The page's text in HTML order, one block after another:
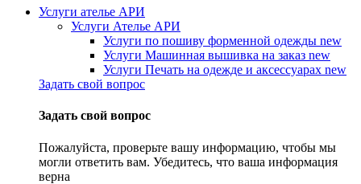
Услуги ателье АРИ
Услуги Ателье АРИ
Услуги по пошиву форменной одежды new
Услуги Машинная вышивка на заказ new
Услуги Печать на одежде и аксессуарах new
Задать свой вопрос
Задать свой вопрос
Пожалуйста, проверьте вашу информацию, чтобы мы
могли ответить вам. Убедитесь, что ваша информация
верна